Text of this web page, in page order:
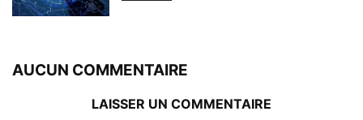
AUCUN COMMENTAIRE
LAISSER UN COMMENTAIRE